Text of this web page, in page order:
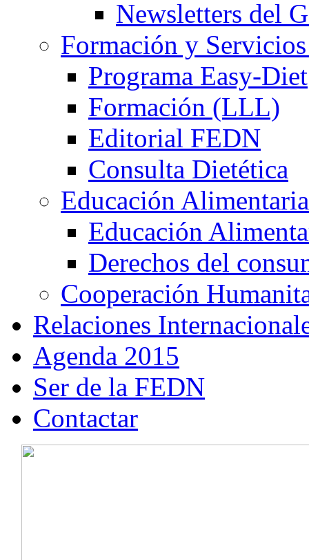
Newsletters del
Formación y
Programa Easy-Diet
Formación (LLL)
Editorial FEDN
Consulta Dietética
Educación Alimentaria
Educación
Derechos del
Cooperación
Relaciones
Agenda 2015
Ser de la FEDN
Contactar